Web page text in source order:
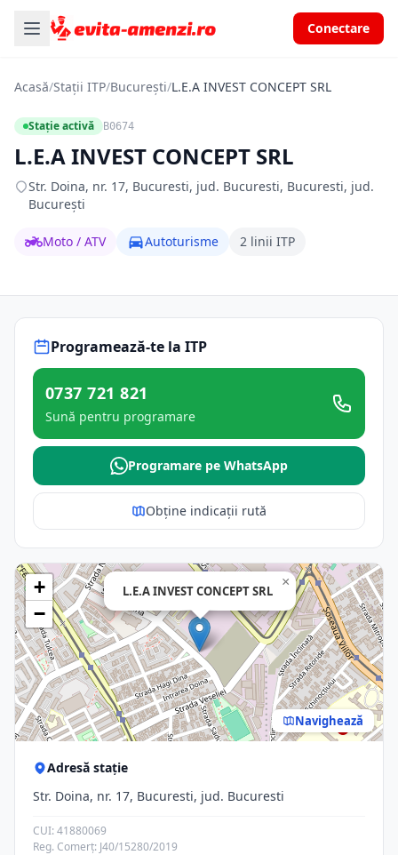
Conectare
Acasă/Stații ITP/București/L.E.A INVEST CONCEPT SRL
Stație activă B0674
L.E.A INVEST CONCEPT SRL
Str. Doina, nr. 17, Bucuresti, jud. Bucuresti, Bucuresti, jud.
București
Moto / ATV Autoturisme 2 linii ITP
Programează-te la ITP
0737 721 821
Sună pentru programare
Programare pe WhatsApp
Obține indicații rută
L.E.A INVEST CONCEPT SRL
×
+
−
Navighează
Adresă stație
Str. Doina, nr. 17, Bucuresti, jud. Bucuresti
CUI: 41880069
Reg. Comerț: J40/15280/2019